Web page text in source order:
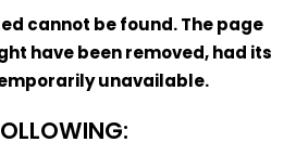
cannot be found. The page
have been removed, had its
unavailable.